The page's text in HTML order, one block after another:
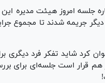
جلسه امروز هیئت مدیره
ضعیف تیم کادرفنی و بازیکنان ۱۰ درصد دیگر
کرد شاید تفکر فرد دیگری
قرار است جلسه‌ای برای